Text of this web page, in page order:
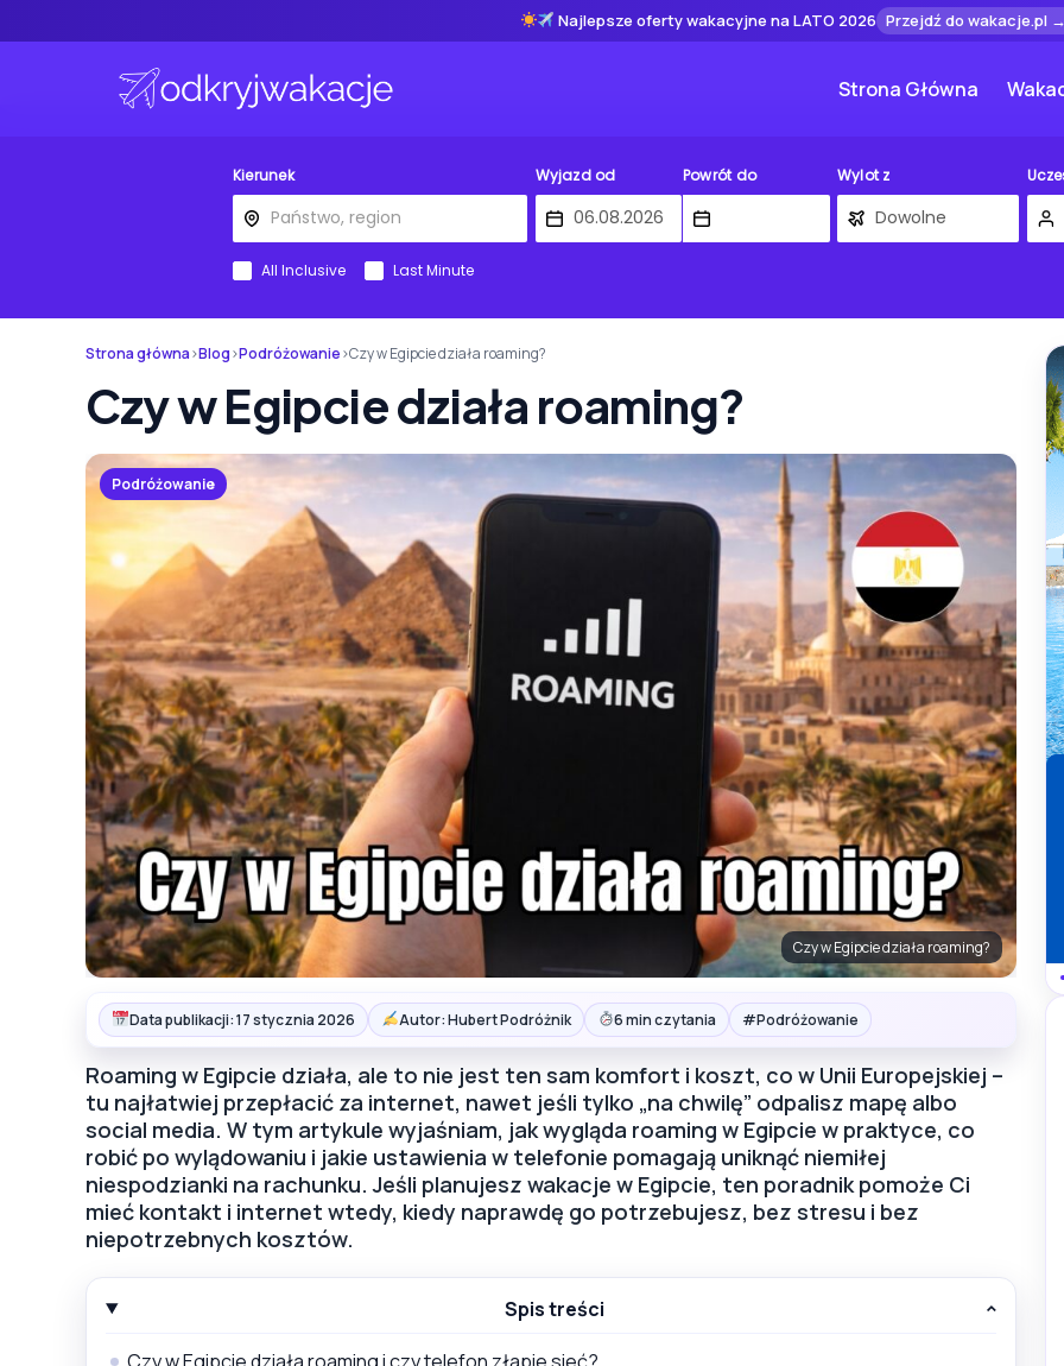
Najlepsze oferty wakacyjne na LATO 2026 Przejdź do wakacje.pl
Strona Główna
Kierunek Wyjazd od Powrót do Wylot z
All Inclusive Last Minute
Strona główna›Blog›Podróżowanie›Czy w Egipcie działa roaming?
Czy w Egipcie działa roaming?
Podróżowanie
Czy w Egipcie działa roaming?
Data publikacji: 17 stycznia 2026 Autor: Hubert Podróżnik 6 min czytania #Podróżowanie
Roaming w Egipcie działa, ale to nie jest ten sam komfort i koszt, co w Unii Europejskiej –
tu najłatwiej przepłacić za internet, nawet jeśli tylko „na chwilę” odpalisz mapę albo
social media. W tym artykule wyjaśniam, jak wygląda roaming w Egipcie w praktyce, co
robić po wylądowaniu i jakie ustawienia w telefonie pomagają uniknąć niemiłej
niespodzianki na rachunku. Jeśli planujesz wakacje w Egipcie, ten poradnik pomoże Ci
mieć kontakt i internet wtedy, kiedy naprawdę go potrzebujesz, bez stresu i bez
niepotrzebnych kosztów.
Spis treści